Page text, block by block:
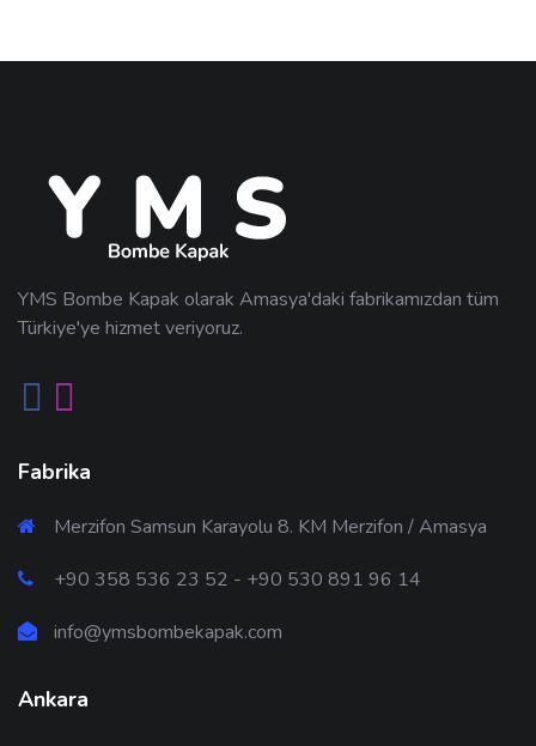
YMS Bombe Kapak olarak Amasya'daki fabrikamızdan tüm
Türkiye'ye hizmet veriyoruz.
Fabrika
Merzifon Samsun Karayolu 8. KM Merzifon / Amasya
+90 358 536 23 52 - +90 530 891 96 14
info@ymsbombekapak.com
Ankara